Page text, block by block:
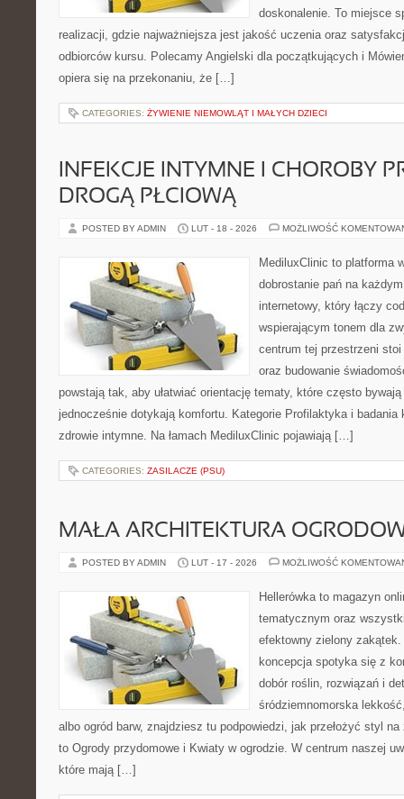
doskonalenie. To miejsce
realizacji, gdzie najważniejsza jest jakość uczenia oraz
odbiorców kursu. Polecamy Angielski dla początkujących i
opiera się na przekonaniu, że […]
CATEGORIES: ŻYWIENIE NIEMOWLĄT I MAŁYCH DZIECI
INFEKCJE INTYMNE I CHOROBY
DROGĄ PŁCIOWĄ
POSTED BY ADMIN LUT - 18 - 2026 MOŻLIWOŚĆ
MediluxClinic to platforma
dobrostanie pań na
internetowy, który łączy
wspierającym tonem dla
centrum tej przestrzeni
oraz budowanie
powstają tak, aby ułatwiać orientację tematy, które często
jednocześnie dotykają komfortu. Kategorie Profilaktyka i
zdrowie intymne. Na łamach MediluxClinic pojawiają […]
CATEGORIES: ZASILACZE (PSU)
MAŁA ARCHITEKTURA
POSTED BY ADMIN LUT - 17 - 2026 MOŻLIWOŚĆ
Hellerówka to magazyn
tematycznym oraz
efektowny zielony
koncepcja spotyka się z
dobór roślin, rozwiązań i
śródziemnomorska
albo ogród barw, znajdziesz tu podpowiedzi, jak przełożyć styl na
to Ogrody przydomowe i Kwiaty w ogrodzie. W centrum naszej
które mają […]